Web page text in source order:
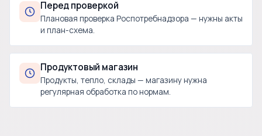
Перед проверкой
Плановая проверка Роспотребнадзора — нужны акты
и план-схема.
Продуктовый магазин
Продукты, тепло, склады — магазину нужна
регулярная обработка по нормам.